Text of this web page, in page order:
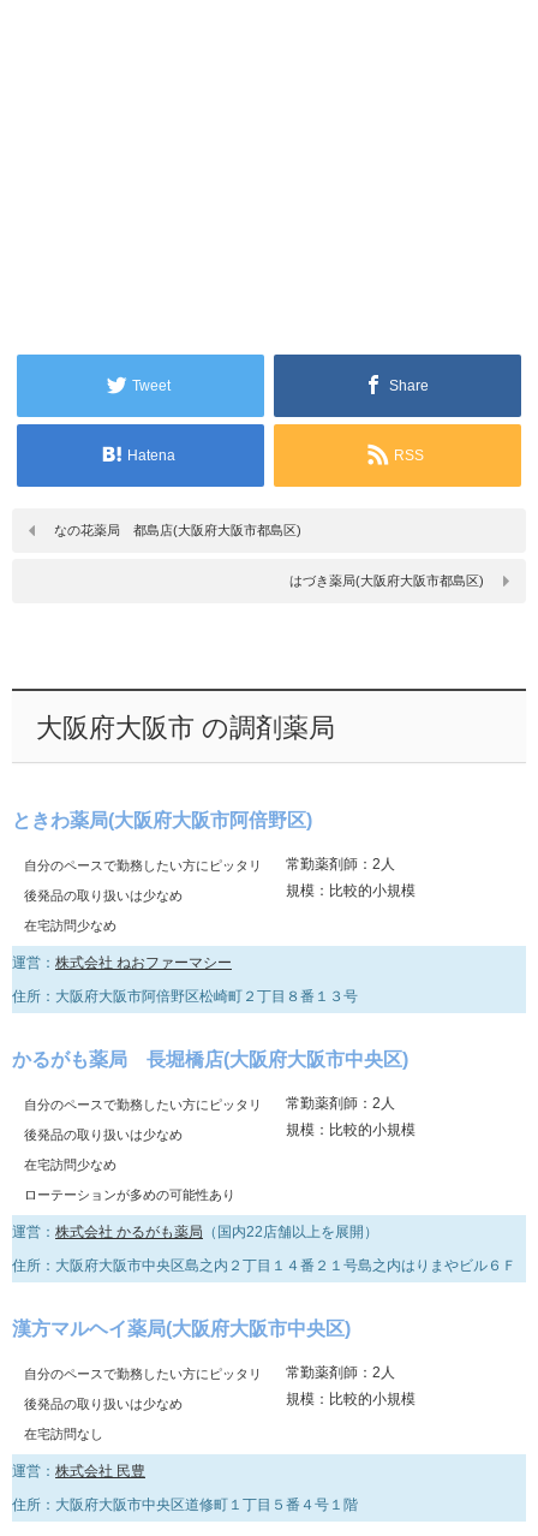
Tweet Share
Hatena RSS
なの花薬局 都島店(大阪府大阪市都島区)
はづき薬局(大阪府大阪市都島区)
大阪府大阪市 の調剤薬局
ときわ薬局(大阪府大阪市阿倍野区)
自分のペースで勤務したい方にピッタリ
後発品の取り扱いは少なめ
在宅訪問少なめ
常勤薬剤師：2人
規模：比較的小規模
運営： 株式会社 ねおファーマシー
住所：大阪府大阪市阿倍野区松崎町２丁目８番１３号
かるがも薬局 長堀橋店(大阪府大阪市中央区)
自分のペースで勤務したい方にピッタリ
後発品の取り扱いは少なめ
在宅訪問少なめ
ローテーションが多めの可能性あり
常勤薬剤師：2人
規模：比較的小規模
運営： 株式会社 かるがも薬局 （国内22店舗以上を展開）
住所：大阪府大阪市中央区島之内２丁目１４番２１号島之内はりまやビル６Ｆ
漢方マルヘイ薬局(大阪府大阪市中央区)
自分のペースで勤務したい方にピッタリ
後発品の取り扱いは少なめ
在宅訪問なし
常勤薬剤師：2人
規模：比較的小規模
運営： 株式会社 民豊
住所：大阪府大阪市中央区道修町１丁目５番４号１階